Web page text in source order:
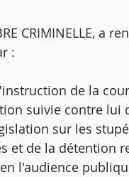
CRIMINELLE, a
:
de la
suivie contre lui
sur les
et de la détention
l'audience